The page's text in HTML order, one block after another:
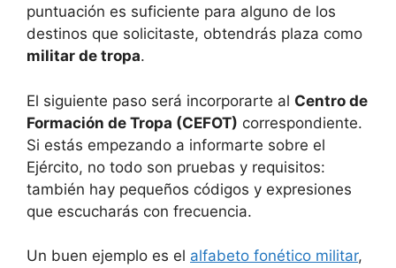
puntuación es suficiente para alguno de los
destinos que solicitaste, obtendrás plaza como
militar de tropa.
El siguiente paso será incorporarte al Centro de
Formación de Tropa (CEFOT) correspondiente.
Si estás empezando a informarte sobre el
Ejército, no todo son pruebas y requisitos:
también hay pequeños códigos y expresiones
que escucharás con frecuencia.
Un buen ejemplo es el alfabeto fonético militar,